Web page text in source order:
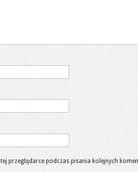
przeglądarce podczas pisania kolejnych